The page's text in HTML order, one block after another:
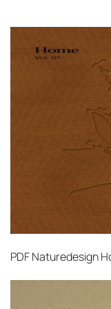
маршрута.
Страхование
поставки
выбрать
критичных
PDFNaturedesign